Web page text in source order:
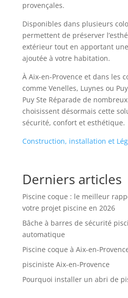
provençales.
Disponibles dans plusieurs
permettent de préserver
extérieur tout en apportant
ajoutée à votre habitation.
À Aix-en-Provence et dans les
comme Venelles, Luynes ou
Puy Ste Réparade de
choisissent désormais cette
sécurité, confort et esthétique.
Construction, installation et
Derniers articles
Piscine coque : le meilleur
votre projet piscine en 2026
Bâche à barres de sécurité
automatique
Piscine coque à Aix-en-
pisciniste Aix-en-Provence
Pourquoi installer un abri de